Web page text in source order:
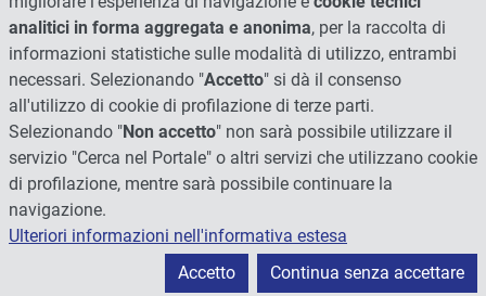
© 2026 - Università degli Studi di Perugia
analitici in forma aggregata e anonima, per la raccolta di
informazioni statistiche sulle modalità di utilizzo, entrambi
necessari. Selezionando "Accetto" si dà il consenso
all'utilizzo di cookie di profilazione di terze parti.
Selezionando "Non accetto" non sarà possibile utilizzare il
servizio "Cerca nel Portale" o altri servizi che utilizzano cookie
di profilazione, mentre sarà possibile continuare la
navigazione.
Ulteriori informazioni nell'informativa estesa
Accetto
Continua senza accettare